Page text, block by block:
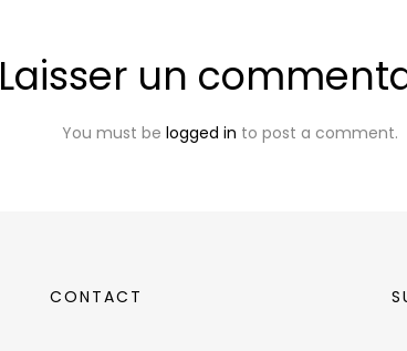
Laisser un
You must be logged in to post a comment.
CONTACT